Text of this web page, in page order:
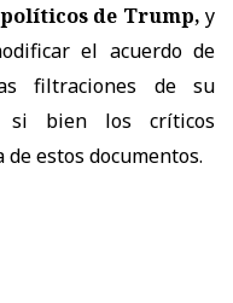
de Trump, y
el acuerdo de
filtraciones de su
si bien los críticos
estos documentos.